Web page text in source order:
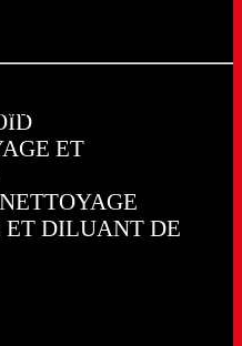
ET
ET DILUANT DE
à partir d’un mélange de
régénérés et exempt